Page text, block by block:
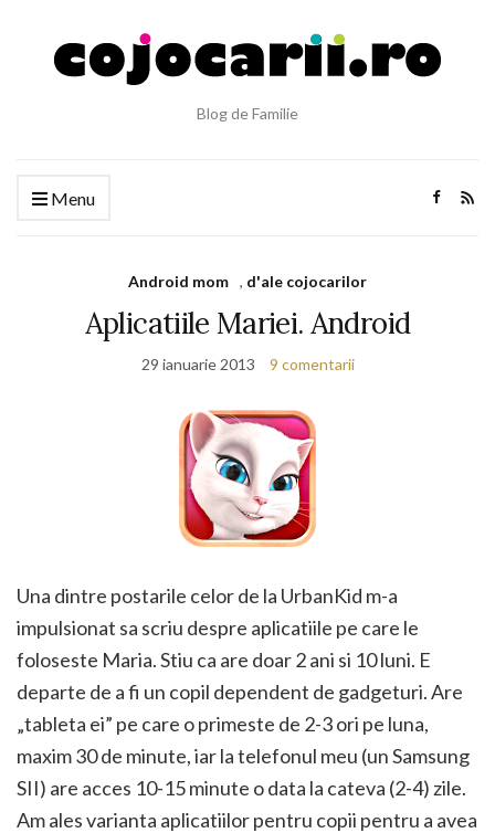
Blog de Familie
Menu
Android mom , d'ale cojocarilor
Aplicatiile Mariei. Android
29 ianuarie 2013 9 comentarii
Una dintre postarile celor de la UrbanKid m-a
impulsionat sa scriu despre aplicatiile pe care le
foloseste Maria. Stiu ca are doar 2 ani si 10 luni. E
departe de a fi un copil dependent de gadgeturi. Are
„tableta ei” pe care o primeste de 2-3 ori pe luna,
maxim 30 de minute, iar la telefonul meu (un Samsung
SII) are acces 10-15 minute o data la cateva (2-4) zile.
Am ales varianta aplicatiilor pentru copii pentru a avea